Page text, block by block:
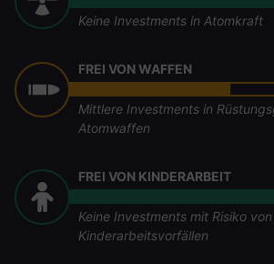
Keine Investments in Atomkraft
FREI VON WAFFEN
Mittlere Investments in
Atomwaffen
FREI VON KINDERARBEIT
Keine Investments mit Risiko von
Kinderarbeitsvorfällen